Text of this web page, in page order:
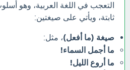
التعجب في اللغة العربية، وهو
ثابتة، ويأتي على صيغتين:
صيغة (ما أفعل)، مثل:
ما أجمل السماء!
ما أروع الليل!